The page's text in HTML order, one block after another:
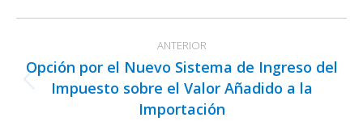
Facebook
X
LinkedIn
entre
publicaciones
ANTERIOR
Publicación
anterior:
Opción por el Nuevo Sistema de Ingreso del
Impuesto sobre el Valor Añadido a la
Importación